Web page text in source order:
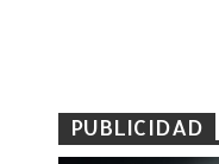
PUBLICIDAD